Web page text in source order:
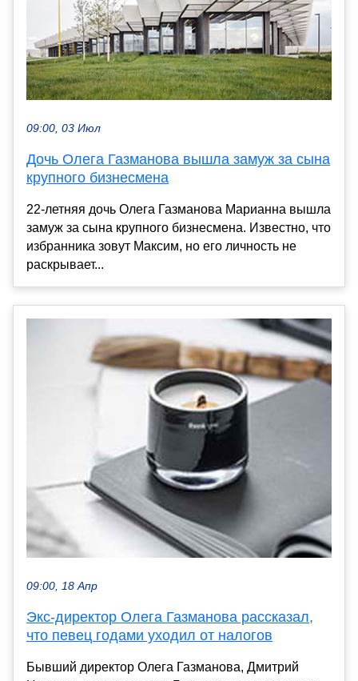
09:00, 03 Июл
Дочь Олега Газманова вышла замуж за сына
крупного бизнесмена
22-летняя дочь Олега Газманова Марианна вышла
замуж за сына крупного бизнесмена. Известно, что
избранника зовут Максим, но его личность не
раскрывает...
09:00, 18 Апр
Экс-директор Олега Газманова рассказал,
что певец годами уходил от налогов
Бывший директор Олега Газманова, Дмитрий